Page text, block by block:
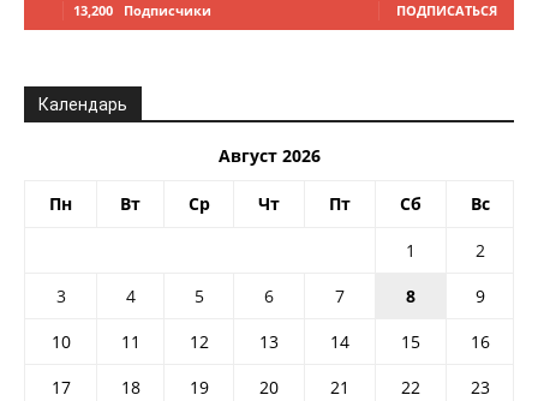
13,200 Подписчики ПОДПИСАТЬСЯ
Календарь
Август 2026
Пн Вт Ср Чт Пт Сб Вс
1
2
3
4 5 6 7 8
9
10
11 12 13 14 15
16
17
18 19 20 21 22
23